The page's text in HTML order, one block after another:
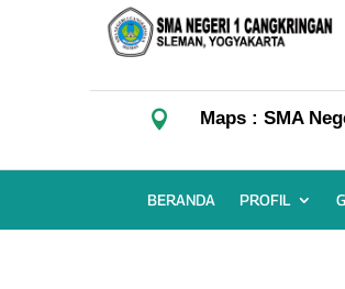
 Maps : SMA
BERANDA PROFIL